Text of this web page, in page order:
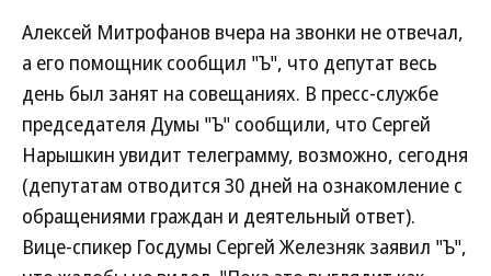
Алексей Митрофанов вчера на звонки не отвечал,
а его помощник сообщил "Ъ", что депутат весь
день был занят на совещаниях. В пресс-службе
председателя Думы "Ъ" сообщили, что Сергей
Нарышкин увидит телеграмму, возможно, сегодня
(депутатам отводится 30 дней на ознакомление с
обращениями граждан и деятельный ответ).
Вице-спикер Госдумы Сергей Железняк заявил "Ъ",